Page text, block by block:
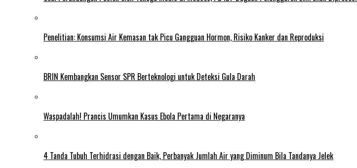
Penelitian: Konsumsi Air Kemasan tak Picu Gangguan Hormon, Risiko Kanker dan Reproduksi
BRIN Kembangkan Sensor SPR Berteknologi untuk Deteksi Gula Darah
Waspadalah! Prancis Umumkan Kasus Ebola Pertama di Negaranya
4 Tanda Tubuh Terhidrasi dengan Baik, Perbanyak Jumlah Air yang Diminum Bila Tandanya Jelek